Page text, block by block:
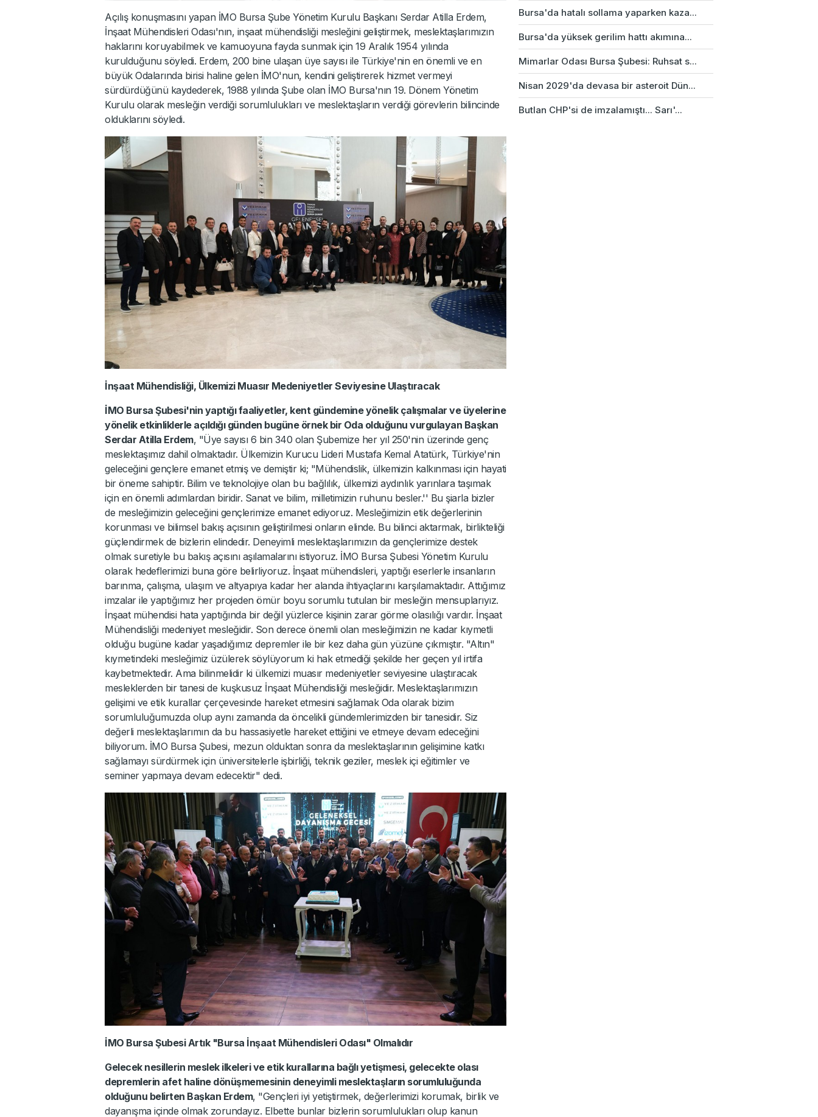
Açılış konuşmasını yapan İMO Bursa Şube Yönetim Kurulu Başkanı Serdar Atilla Erdem,
İnşaat Mühendisleri Odası'nın, inşaat mühendisliği mesleğini geliştirmek, meslektaşlarımızın
haklarını koruyabilmek ve kamuoyuna fayda sunmak için 19 Aralık 1954 yılında
kurulduğunu söyledi. Erdem, 200 bine ulaşan üye sayısı ile Türkiye'nin en önemli ve en
büyük Odalarında birisi haline gelen İMO'nun, kendini geliştirerek hizmet vermeyi
sürdürdüğünü kaydederek, 1988 yılında Şube olan İMO Bursa'nın 19. Dönem Yönetim
Kurulu olarak mesleğin verdiği sorumlulukları ve meslektaşların verdiği görevlerin bilincinde
olduklarını söyledi.
İnşaat Mühendisliği, Ülkemizi Muasır Medeniyetler Seviyesine Ulaştıracak
İMO Bursa Şubesi'nin yaptığı faaliyetler, kent gündemine yönelik çalışmalar ve üyelerine
yönelik etkinliklerle açıldığı günden bugüne örnek bir Oda olduğunu vurgulayan Başkan
Serdar Atilla Erdem, "Üye sayısı 6 bin 340 olan Şubemize her yıl 250'nin üzerinde genç
meslektaşımız dahil olmaktadır. Ülkemizin Kurucu Lideri Mustafa Kemal Atatürk, Türkiye'nin
geleceğini gençlere emanet etmiş ve demiştir ki; "Mühendislik, ülkemizin kalkınması için hayati
bir öneme sahiptir. Bilim ve teknolojiye olan bu bağlılık, ülkemizi aydınlık yarınlara taşımak
için en önemli adımlardan biridir. Sanat ve bilim, milletimizin ruhunu besler.'' Bu şiarla bizler
de mesleğimizin geleceğini gençlerimize emanet ediyoruz. Mesleğimizin etik değerlerinin
korunması ve bilimsel bakış açısının geliştirilmesi onların elinde. Bu bilinci aktarmak, birlikteliği
güçlendirmek de bizlerin elindedir. Deneyimli meslektaşlarımızın da gençlerimize destek
olmak suretiyle bu bakış açısını aşılamalarını istiyoruz. İMO Bursa Şubesi Yönetim Kurulu
olarak hedeflerimizi buna göre belirliyoruz. İnşaat mühendisleri, yaptığı eserlerle insanların
barınma, çalışma, ulaşım ve altyapıya kadar her alanda ihtiyaçlarını karşılamaktadır. Attığımız
imzalar ile yaptığımız her projeden ömür boyu sorumlu tutulan bir mesleğin mensuplarıyız.
İnşaat mühendisi hata yaptığında bir değil yüzlerce kişinin zarar görme olasılığı vardır. İnşaat
Mühendisliği medeniyet mesleğidir. Son derece önemli olan mesleğimizin ne kadar kıymetli
olduğu bugüne kadar yaşadığımız depremler ile bir kez daha gün yüzüne çıkmıştır. "Altın"
kıymetindeki mesleğimiz üzülerek söylüyorum ki hak etmediği şekilde her geçen yıl irtifa
kaybetmektedir. Ama bilinmelidir ki ülkemizi muasır medeniyetler seviyesine ulaştıracak
mesleklerden bir tanesi de kuşkusuz İnşaat Mühendisliği mesleğidir. Meslektaşlarımızın
gelişimi ve etik kurallar çerçevesinde hareket etmesini sağlamak Oda olarak bizim
sorumluluğumuzda olup aynı zamanda da öncelikli gündemlerimizden bir tanesidir. Siz
değerli meslektaşlarımın da bu hassasiyetle hareket ettiğini ve etmeye devam edeceğini
biliyorum. İMO Bursa Şubesi, mezun olduktan sonra da meslektaşlarının gelişimine katkı
sağlamayı sürdürmek için üniversitelerle işbirliği, teknik geziler, meslek içi eğitimler ve
seminer yapmaya devam edecektir" dedi.
İMO Bursa Şubesi Artık "Bursa İnşaat Mühendisleri Odası" Olmalıdır
Gelecek nesillerin meslek ilkeleri ve etik kurallarına bağlı yetişmesi, gelecekte olası
depremlerin afet haline dönüşmemesinin deneyimli meslektaşların sorumluluğunda
olduğunu belirten Başkan Erdem, "Gençleri iyi yetiştirmek, değerlerimizi korumak, birlik ve
dayanışma içinde olmak zorundayız. Elbette bunlar bizlerin sorumlulukları olup kanun
Bursa'da hatalı sollama yaparken kaza...
Bursa'da yüksek gerilim hattı akımına...
Mimarlar Odası Bursa Şubesi: Ruhsat s...
Nisan 2029'da devasa bir asteroit Dün...
Butlan CHP'si de imzalamıştı... Sarı'...